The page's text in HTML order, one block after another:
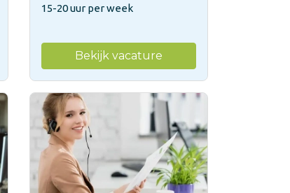
15-20 uur per week
Bekijk vacature